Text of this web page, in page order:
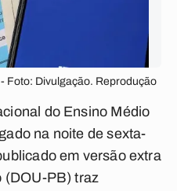
Foto: Divulgação. Reprodução
do Ensino Médio
na noite de sexta-
em versão extra
(DOU-PB) traz